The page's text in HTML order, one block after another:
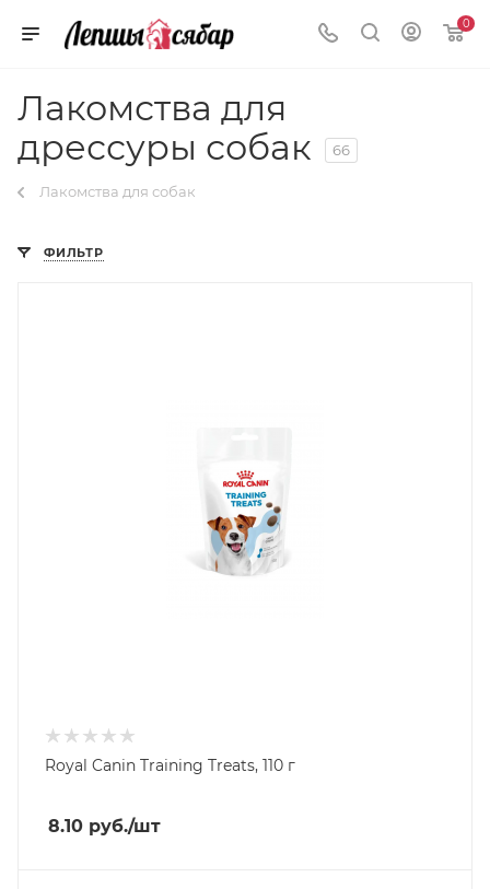
0
Лакомства для
дрессуры собак
66
Лакомства для собак
ФИЛЬТР
Royal Canin Training Treats, 110 г
8.10 руб./шт